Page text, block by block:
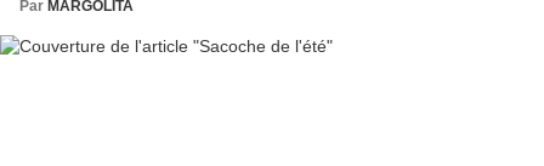
Par MARGOLITA